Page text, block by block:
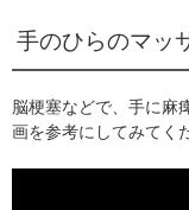
手のひらのマッ
脳梗塞などで、手に麻
画を参考にしてみてく